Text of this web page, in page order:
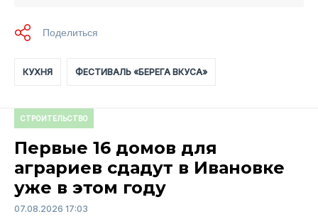
КУХНЯ ФЕСТИВАЛЬ «БЕРЕГА ВКУСА»
СТРОИТЕЛЬСТВО
Первые 16 домов для
аграриев сдадут в Ивановке
уже в этом году
07.08.2026 17:03